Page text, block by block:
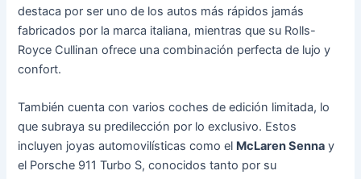
destaca por ser uno de los autos más rápidos jamás
fabricados por la marca italiana, mientras que su Rolls-
Royce Cullinan ofrece una combinación perfecta de lujo y
confort.
También cuenta con varios coches de edición limitada, lo
que subraya su predilección por lo exclusivo. Estos
incluyen joyas automovilísticas como el McLaren Senna y
el Porsche 911 Turbo S, conocidos tanto por su